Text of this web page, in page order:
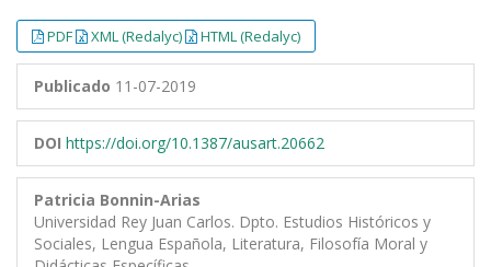
PDF XML (Redalyc) HTML (Redalyc)
Publicado 11-07-2019
DOI https://doi.org/10.1387/ausart.20662
Patricia Bonnin-Arias
Universidad Rey Juan Carlos. Dpto. Estudios Históricos y
Sociales, Lengua Española, Literatura, Filosofía Moral y